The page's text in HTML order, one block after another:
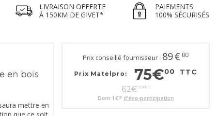
LIVRAISON OFFERTE
À 150KM DE GIVET*
PAIEMENTS
100% SÉCURISÉS
en bois
mettre en
que ce soit
Prix conseillé fournisseur : 89€ 00
Prix Matelpro: 75€00 TTC
62€50 HT
Dont 1€ 30 d'éco-participation